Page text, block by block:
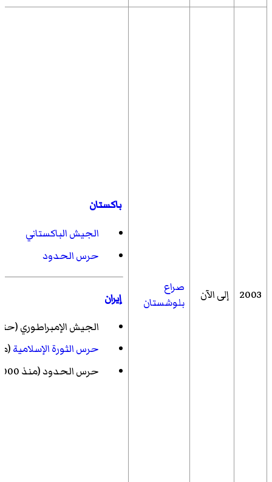
2003 إلى الآن
صراع
بلوشستان
باكستان
الجيش الباكستاني
حرس الحدود
إيران
الجيش الإمبراطوري(حتى
حرس الثورة الإسلامية
حرس الحدود(منذ 2000)